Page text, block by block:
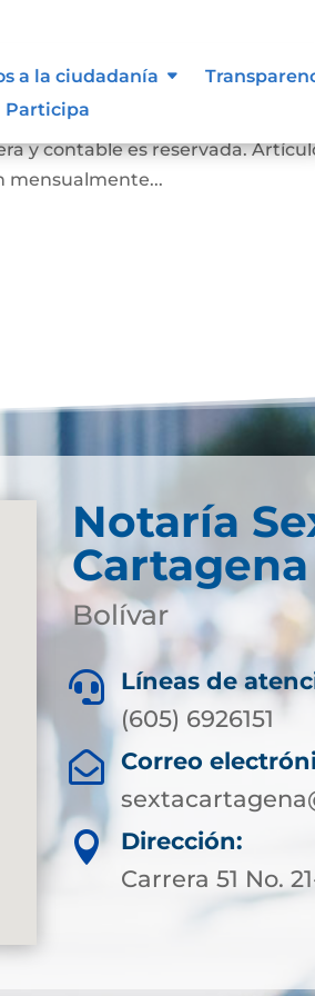
a la ciudadanía
Participa
vigilancia y
de Notariado y
y contable es reservada.
mensualmente...
Notaría
Bolívar

Líneas de
(605) 6926151

Correo

Dirección:
Carrera 51 No.